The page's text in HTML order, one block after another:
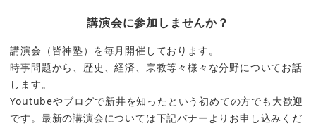
講演会に参加しませんか？
講演会（皆神塾）を毎月開催しております。
時事問題から、歴史、経済、宗教等々様々な分野についてお話
します。
Youtubeやブログで新井を知ったという初めての方でも大歓迎
です。最新の講演会については下記バナーよりお申し込みくだ